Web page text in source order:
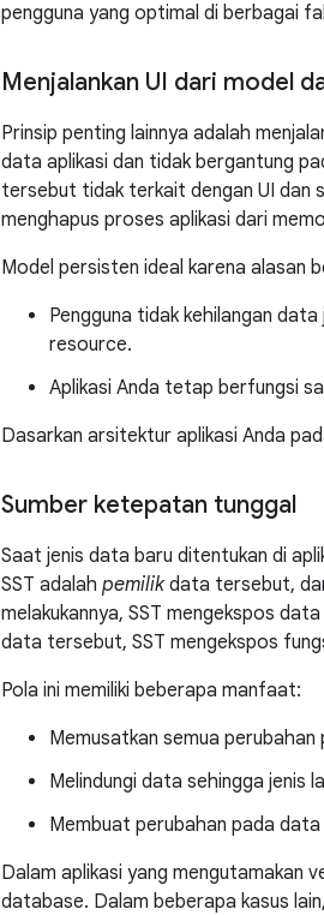
pengguna yang optimal di berbagai
Menjalankan UI dari model
Prinsip penting lainnya adalah
data aplikasi dan tidak bergantung
tersebut tidak terkait dengan UI dan
menghapus proses aplikasi dari
Model persisten ideal karena alasan
Pengguna tidak kehilangan
resource.
Aplikasi Anda tetap berfungsi
Dasarkan arsitektur aplikasi Anda
Sumber ketepatan tunggal
Saat jenis data baru ditentukan di
SST adalah pemilikdata tersebut,
melakukannya, SST mengekspos
data tersebut, SST mengekspos
Pola ini memiliki beberapa manfaat:
Memusatkan semua
Melindungi data sehingga jenis
Membuat perubahan pada
Dalam aplikasi yang mengutamakan
database. Dalam beberapa kasus